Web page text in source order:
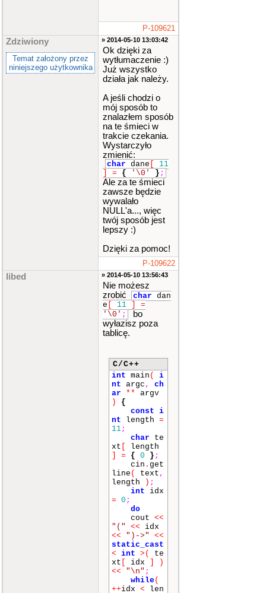
P-109621
Zdziwiony
Temat założony przez
niniejszego użytkownika
» 2014-05-10 13:03:42
Ok dzięki za
wytłumaczenie :)
Już wszystko
działa jak należy.
A jeśli chodzi o
mój sposób to
znalazłem sposób
na te śmieci w
trakcie czekania.
Wystarczyło
zmienić:
char dane
11
= { '\0' } ;
Ale za te śmieci
zawsze będzie
wywalało
NULL'a..., więc
twój sposób jest
lepszy :)
Dzięki za pomoc!
P-109622
libed » 2014-05-10 13:56:43
Nie możesz
zrobić
char dan
e [ 11 ]
=
'\0' ;
bo
wyłazisz poza
tablicę.
C/C++
int main (
i
nt argc ,
ch
ar
**
argv
)
{
const i
nt length =
11;
char te
xt
length
= { 0 } ;
cin . get
line ( text ,
length
) ;
int idx
= 0 ;
do
cout <<
"("
<< idx
<<
")->"
<<
static_cast
< int > (
te
xt
idx
)
<<
"\n" ;
while(
++idx < len